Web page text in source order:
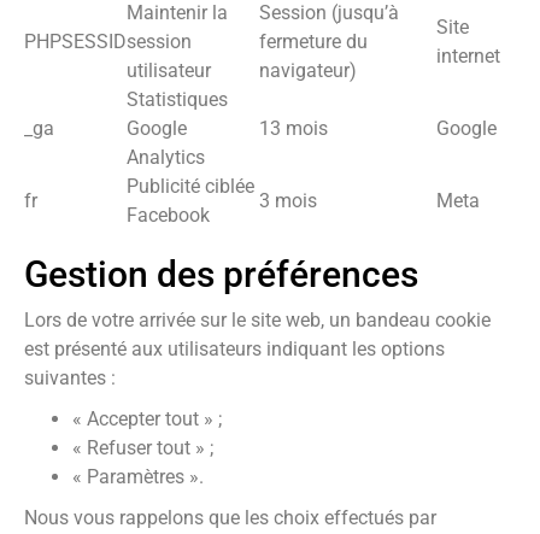
PHPSESSID
Maintenir la
session
utilisateur
Session (jusqu’à
fermeture du
navigateur)
Site
internet
_ga
Statistiques
Google
Analytics
13 mois Google
fr
Publicité ciblée
Facebook
3 mois Meta
Gestion des préférences
Lors de votre arrivée sur le site web, un bandeau cookie
est présenté aux utilisateurs indiquant les options
suivantes :
« Accepter tout » ;
« Refuser tout » ;
« Paramètres ».
Nous vous rappelons que les choix effectués par